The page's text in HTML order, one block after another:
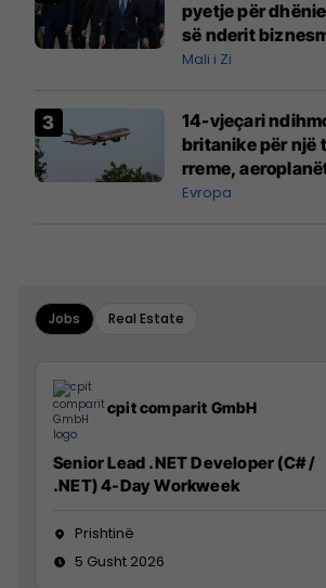
pyetje për
së nderit
Mali i Zi
14-vjeçari
britanike për një
rreme,
ngritën në ajër
Evropa
Jobs Real Estate
cpit comparit GmbH
Senior Lead .NET Developer (C# /
.NET) 4-Day Workweek
Prishtinë
5 Gusht 2026